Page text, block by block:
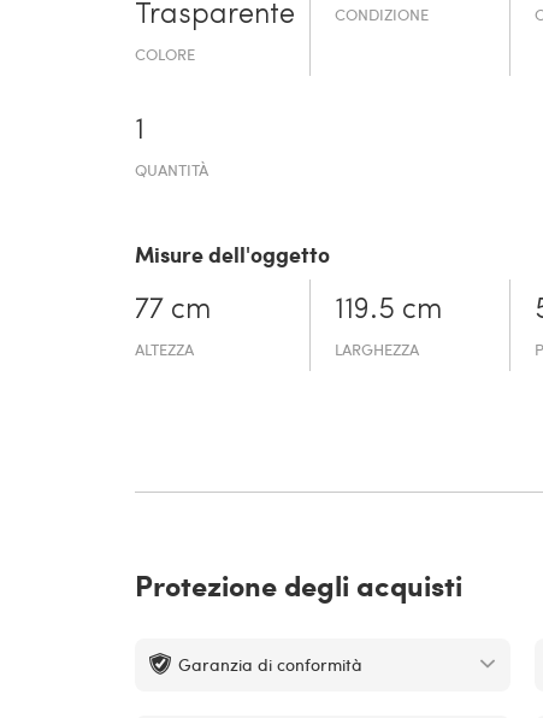
Trasparente
COLORE
CONDIZIONE
1
QUANTITÀ
Misure dell'oggetto
77 cm
ALTEZZA
119.5 cm
LARGHEZZA
Protezione degli acquisti
Garanzia di conformità